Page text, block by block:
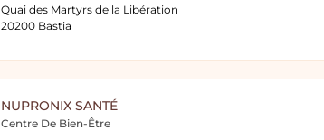
Quai des Martyrs de la Libération
20200 Bastia
NUPRONIX SANTÉ
Centre De Bien-Être